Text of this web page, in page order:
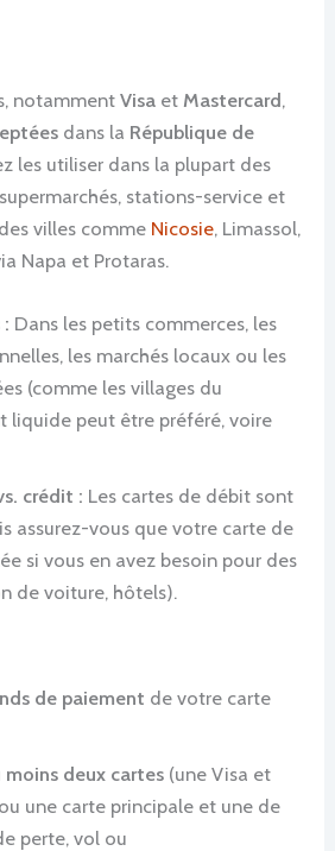
notammentVisa et Mastercard,
dans la République de
les utiliser dans la plupart des
stations-service et
villes comme Nicosie, Limassol,
Napa et Protaras.
Dans les petits commerces, les
les marchés locaux ou les
(comme les villages du
liquide peut être préféré, voire
crédit : Les cartes de débit sont
assurez-vous que votre carte de
si vous en avez besoin pour des
de voiture, hôtels).
de paiement de votre carte
moins deux cartes (une Visa et
une carte principale et une de
perte, vol ou